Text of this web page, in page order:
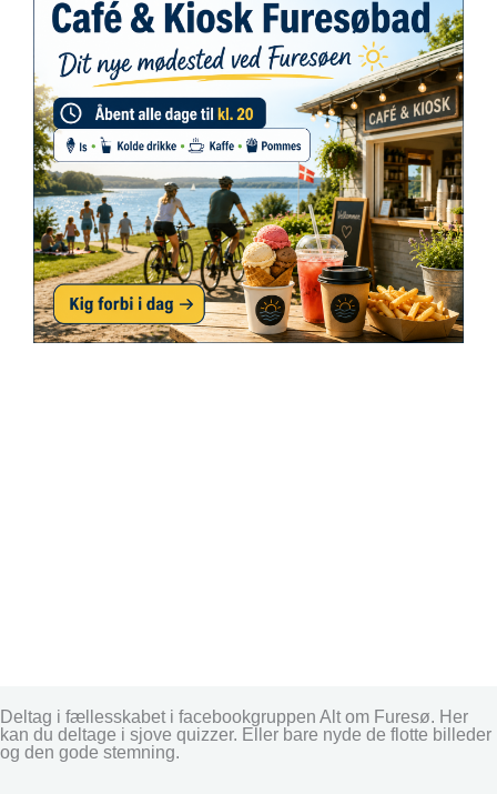
Deltag i fællesskabet i facebookgruppen Alt om Furesø. Her
kan du deltage i sjove quizzer. Eller bare nyde de flotte billeder
og den gode stemning.